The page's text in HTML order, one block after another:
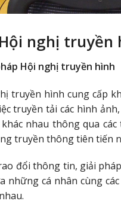
nghị truyền
Hội nghị truyền hình
truyền hình cung cấp
truyền tải các hình
nhau thông qua
truyền thông tiên tiến
đổi thông tin, giải
những cá nhân cùng